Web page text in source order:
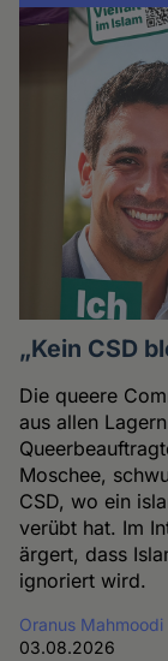
„Kein CSD
Die queere
aus allen
Moschee,
CSD, wo ein
verübt hat. Im
ärgert, dass
ignoriert wird.
Oranus Mahmoodi
03.08.2026